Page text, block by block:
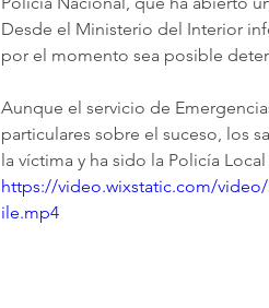
Desde el Ministerio del Interior
por el momento sea posible
Aunque el servicio de
particulares sobre el suceso, los
la víctima y ha sido la Policía
https://video.wixstatic.com/video/
ile.mp4